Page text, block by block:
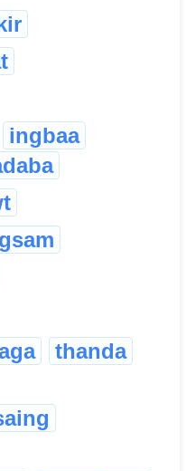
ingbaa
thanda